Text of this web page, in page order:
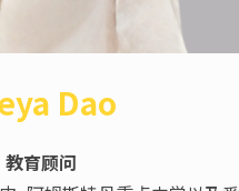
Dao
教育顾问